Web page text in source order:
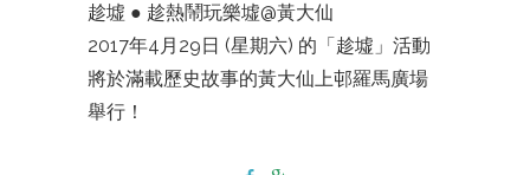
趁墟 ● 趁熱鬧玩樂墟@黃大仙
2017年4月29日 (星期六) 的「趁墟」活動
將於滿載歷史故事的黃大仙上邨羅馬廣場
舉行！